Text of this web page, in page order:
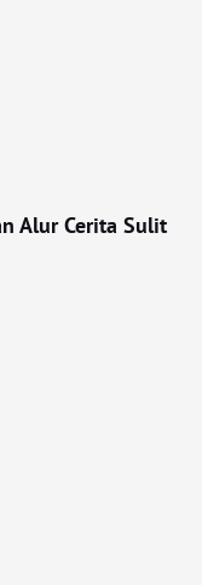
Alur Cerita Sulit